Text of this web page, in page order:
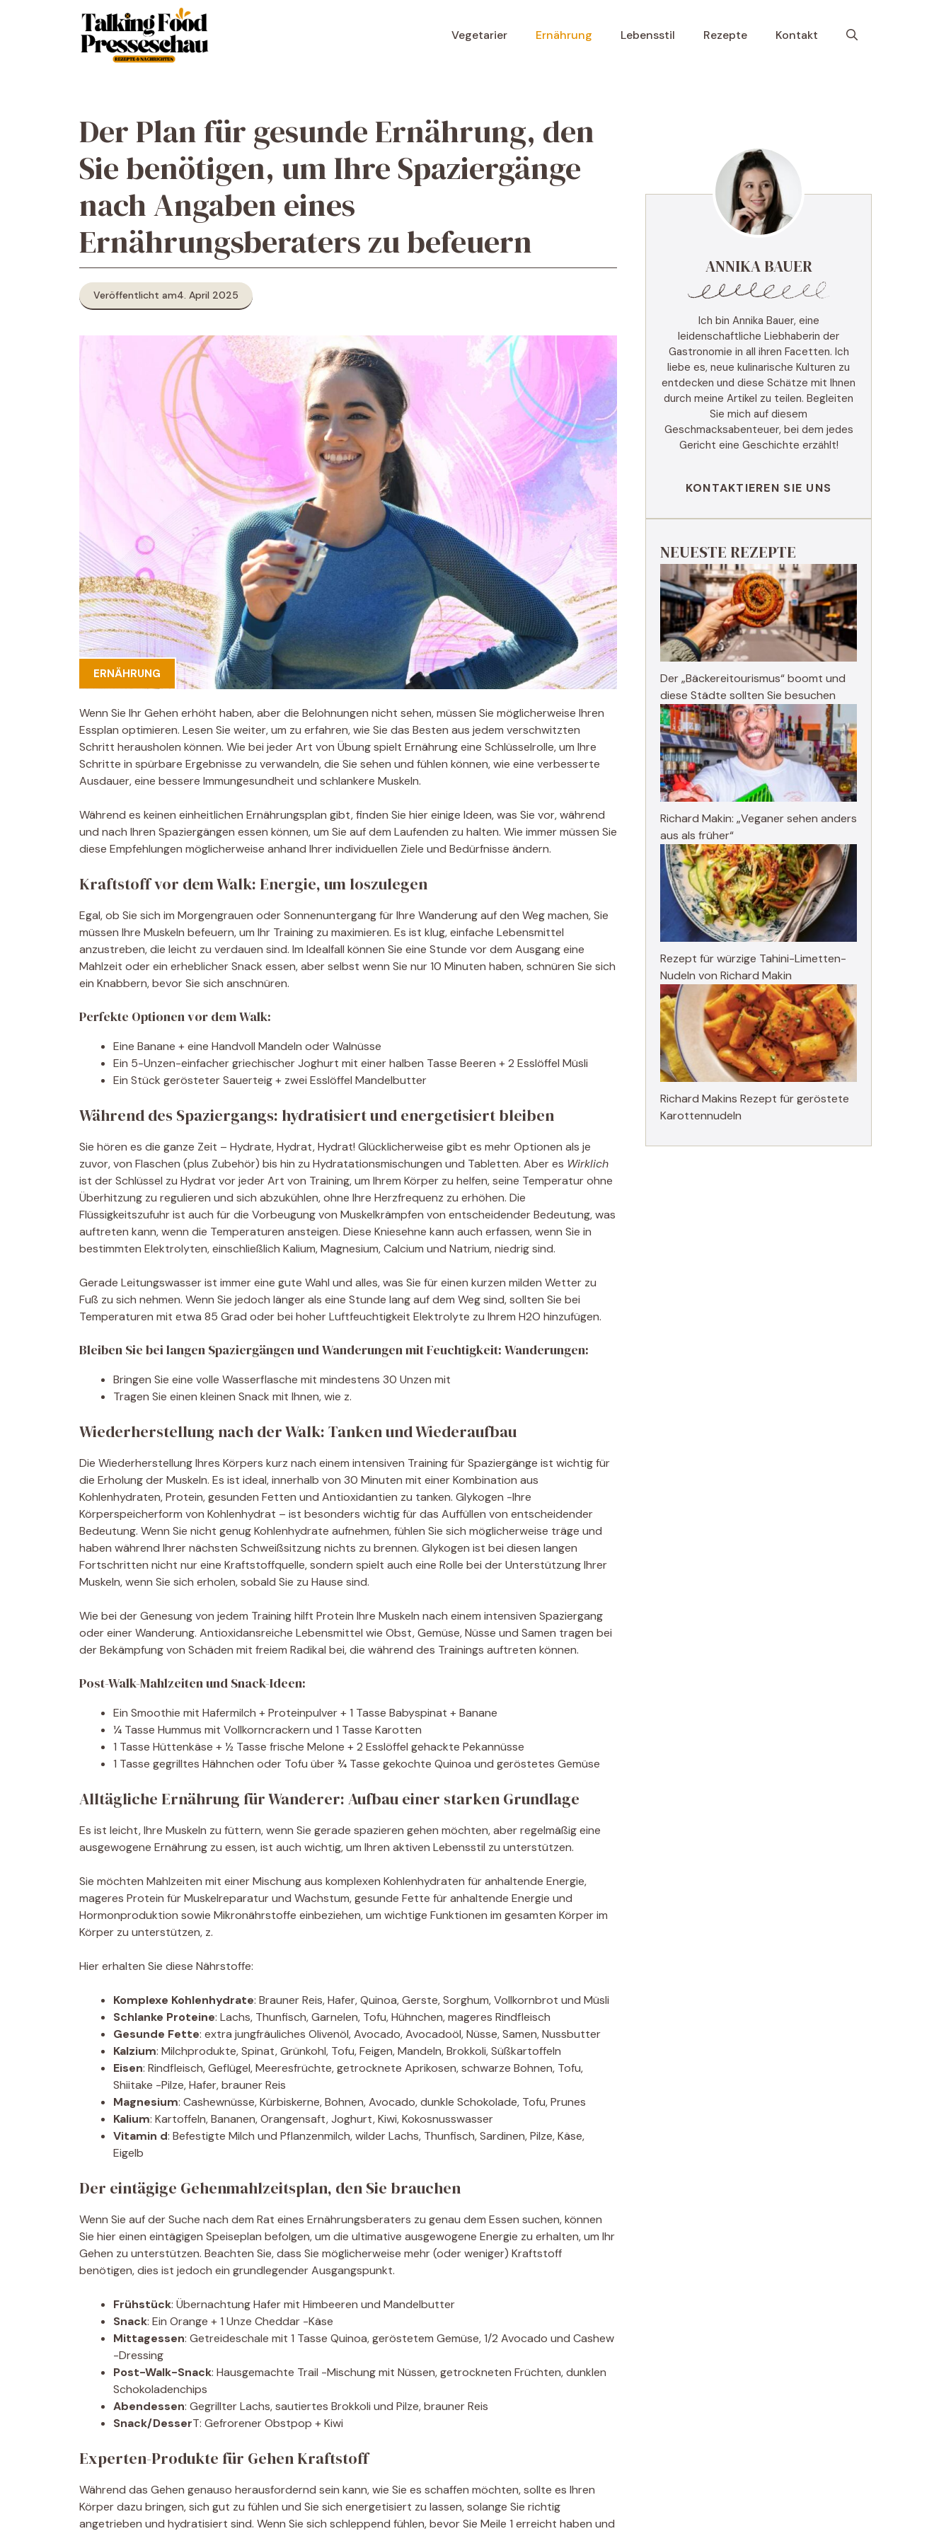
Vegetarier Ernährung Lebensstil Rezepte Kontakt
Der Plan für gesunde Ernährung, den
Sie benötigen, um Ihre Spaziergänge
nach Angaben eines
Ernährungsberaters zu befeuern
Veröffentlicht am4. April 2025
ERNÄHRUNG
Wenn Sie Ihr Gehen erhöht haben, aber die Belohnungen nicht sehen, müssen Sie möglicherweise Ihren
Essplan optimieren. Lesen Sie weiter, um zu erfahren, wie Sie das Besten aus jedem verschwitzten
Schritt herausholen können. Wie bei jeder Art von Übung spielt Ernährung eine Schlüsselrolle, um Ihre
Schritte in spürbare Ergebnisse zu verwandeln, die Sie sehen und fühlen können, wie eine verbesserte
Ausdauer, eine bessere Immungesundheit und schlankere Muskeln.
Während es keinen einheitlichen Ernährungsplan gibt, finden Sie hier einige Ideen, was Sie vor, während
und nach Ihren Spaziergängen essen können, um Sie auf dem Laufenden zu halten. Wie immer müssen Sie
diese Empfehlungen möglicherweise anhand Ihrer individuellen Ziele und Bedürfnisse ändern.
Kraftstoff vor dem Walk: Energie, um loszulegen
Egal, ob Sie sich im Morgengrauen oder Sonnenuntergang für Ihre Wanderung auf den Weg machen, Sie
müssen Ihre Muskeln befeuern, um Ihr Training zu maximieren. Es ist klug, einfache Lebensmittel
anzustreben, die leicht zu verdauen sind. Im Idealfall können Sie eine Stunde vor dem Ausgang eine
Mahlzeit oder ein erheblicher Snack essen, aber selbst wenn Sie nur 10 Minuten haben, schnüren Sie sich
ein Knabbern, bevor Sie sich anschnüren.
Perfekte Optionen vor dem Walk:
Eine Banane + eine Handvoll Mandeln oder Walnüsse
Ein 5-Unzen-einfacher griechischer Joghurt mit einer halben Tasse Beeren + 2 Esslöffel Müsli
Ein Stück gerösteter Sauerteig + zwei Esslöffel Mandelbutter
Während des Spaziergangs: hydratisiert und energetisiert bleiben
Sie hören es die ganze Zeit – Hydrate, Hydrat, Hydrat! Glücklicherweise gibt es mehr Optionen als je
zuvor, von Flaschen (plus Zubehör) bis hin zu Hydratationsmischungen und Tabletten. Aber es Wirklich
ist der Schlüssel zu Hydrat vor jeder Art von Training, um Ihrem Körper zu helfen, seine Temperatur ohne
Überhitzung zu regulieren und sich abzukühlen, ohne Ihre Herzfrequenz zu erhöhen. Die
Flüssigkeitszufuhr ist auch für die Vorbeugung von Muskelkrämpfen von entscheidender Bedeutung, was
auftreten kann, wenn die Temperaturen ansteigen. Diese Kniesehne kann auch erfassen, wenn Sie in
bestimmten Elektrolyten, einschließlich Kalium, Magnesium, Calcium und Natrium, niedrig sind.
Gerade Leitungswasser ist immer eine gute Wahl und alles, was Sie für einen kurzen milden Wetter zu
Fuß zu sich nehmen. Wenn Sie jedoch länger als eine Stunde lang auf dem Weg sind, sollten Sie bei
Temperaturen mit etwa 85 Grad oder bei hoher Luftfeuchtigkeit Elektrolyte zu Ihrem H2O hinzufügen.
Bleiben Sie bei langen Spaziergängen und Wanderungen mit Feuchtigkeit: Wanderungen:
Bringen Sie eine volle Wasserflasche mit mindestens 30 Unzen mit
Tragen Sie einen kleinen Snack mit Ihnen, wie z.
Wiederherstellung nach der Walk: Tanken und Wiederaufbau
Die Wiederherstellung Ihres Körpers kurz nach einem intensiven Training für Spaziergänge ist wichtig für
die Erholung der Muskeln. Es ist ideal, innerhalb von 30 Minuten mit einer Kombination aus
Kohlenhydraten, Protein, gesunden Fetten und Antioxidantien zu tanken. Glykogen -Ihre
Körperspeicherform von Kohlenhydrat – ist besonders wichtig für das Auffüllen von entscheidender
Bedeutung. Wenn Sie nicht genug Kohlenhydrate aufnehmen, fühlen Sie sich möglicherweise träge und
haben während Ihrer nächsten Schweißsitzung nichts zu brennen. Glykogen ist bei diesen langen
Fortschritten nicht nur eine Kraftstoffquelle, sondern spielt auch eine Rolle bei der Unterstützung Ihrer
Muskeln, wenn Sie sich erholen, sobald Sie zu Hause sind.
Wie bei der Genesung von jedem Training hilft Protein Ihre Muskeln nach einem intensiven Spaziergang
oder einer Wanderung. Antioxidansreiche Lebensmittel wie Obst, Gemüse, Nüsse und Samen tragen bei
der Bekämpfung von Schäden mit freiem Radikal bei, die während des Trainings auftreten können.
Post-Walk-Mahlzeiten und Snack-Ideen:
Ein Smoothie mit Hafermilch + Proteinpulver + 1 Tasse Babyspinat + Banane
¼ Tasse Hummus mit Vollkorncrackern und 1 Tasse Karotten
1 Tasse Hüttenkäse + ½ Tasse frische Melone + 2 Esslöffel gehackte Pekannüsse
1 Tasse gegrilltes Hähnchen oder Tofu über ¾ Tasse gekochte Quinoa und geröstetes Gemüse
Alltägliche Ernährung für Wanderer: Aufbau einer starken Grundlage
Es ist leicht, Ihre Muskeln zu füttern, wenn Sie gerade spazieren gehen möchten, aber regelmäßig eine
ausgewogene Ernährung zu essen, ist auch wichtig, um Ihren aktiven Lebensstil zu unterstützen.
Sie möchten Mahlzeiten mit einer Mischung aus komplexen Kohlenhydraten für anhaltende Energie,
mageres Protein für Muskelreparatur und Wachstum, gesunde Fette für anhaltende Energie und
Hormonproduktion sowie Mikronährstoffe einbeziehen, um wichtige Funktionen im gesamten Körper im
Körper zu unterstützen, z.
Hier erhalten Sie diese Nährstoffe:
Komplexe Kohlenhydrate: Brauner Reis, Hafer, Quinoa, Gerste, Sorghum, Vollkornbrot und Müsli
Schlanke Proteine: Lachs, Thunfisch, Garnelen, Tofu, Hühnchen, mageres Rindfleisch
Gesunde Fette: extra jungfräuliches Olivenöl, Avocado, Avocadoöl, Nüsse, Samen, Nussbutter
Kalzium: Milchprodukte, Spinat, Grünkohl, Tofu, Feigen, Mandeln, Brokkoli, Süßkartoffeln
Eisen: Rindfleisch, Geflügel, Meeresfrüchte, getrocknete Aprikosen, schwarze Bohnen, Tofu,
Shiitake -Pilze, Hafer, brauner Reis
Magnesium: Cashewnüsse, Kürbiskerne, Bohnen, Avocado, dunkle Schokolade, Tofu, Prunes
Kalium: Kartoffeln, Bananen, Orangensaft, Joghurt, Kiwi, Kokosnusswasser
Vitamin d: Befestigte Milch und Pflanzenmilch, wilder Lachs, Thunfisch, Sardinen, Pilze, Käse,
Eigelb
Der eintägige Gehenmahlzeitsplan, den Sie brauchen
Wenn Sie auf der Suche nach dem Rat eines Ernährungsberaters zu genau dem Essen suchen, können
Sie hier einen eintägigen Speiseplan befolgen, um die ultimative ausgewogene Energie zu erhalten, um Ihr
Gehen zu unterstützen. Beachten Sie, dass Sie möglicherweise mehr (oder weniger) Kraftstoff
benötigen, dies ist jedoch ein grundlegender Ausgangspunkt.
Frühstück: Übernachtung Hafer mit Himbeeren und Mandelbutter
Snack: Ein Orange + 1 Unze Cheddar -Käse
Mittagessen: Getreideschale mit 1 Tasse Quinoa, geröstetem Gemüse, 1/2 Avocado und Cashew
-Dressing
Post-Walk-Snack: Hausgemachte Trail -Mischung mit Nüssen, getrockneten Früchten, dunklen
Schokoladenchips
Abendessen: Gegrillter Lachs, sautiertes Brokkoli und Pilze, brauner Reis
Snack/DesserT: Gefrorener Obstpop + Kiwi
Experten-Produkte für Gehen Kraftstoff
Während das Gehen genauso herausfordernd sein kann, wie Sie es schaffen möchten, sollte es Ihren
Körper dazu bringen, sich gut zu fühlen und Sie sich energetisiert zu lassen, solange Sie richtig
angetrieben und hydratisiert sind. Wenn Sie sich schleppend fühlen, bevor Sie Meile 1 erreicht haben und
ANNIKA BAUER
Ich bin Annika Bauer, eine
leidenschaftliche Liebhaberin der
Gastronomie in all ihren Facetten. Ich
liebe es, neue kulinarische Kulturen zu
entdecken und diese Schätze mit Ihnen
durch meine Artikel zu teilen. Begleiten
Sie mich auf diesem
Geschmacksabenteuer, bei dem jedes
Gericht eine Geschichte erzählt!
KONTAKTIEREN SIE UNS
NEUESTE REZEPTE
Der „Bäckereitourismus“ boomt und
diese Städte sollten Sie besuchen
Richard Makin: „Veganer sehen anders
aus als früher“
Rezept für würzige Tahini-Limetten-
Nudeln von Richard Makin
Richard Makins Rezept für geröstete
Karottennudeln